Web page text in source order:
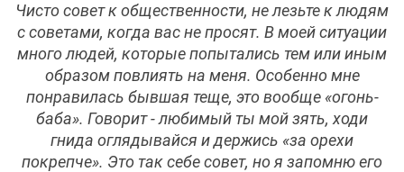
Чисто совет к общественности, не лезьте к людям
с советами, когда вас не просят. В моей ситуации
много людей, которые попытались тем или иным
образом повлиять на меня. Особенно мне
понравилась бывшая теще, это вообще «огонь-
баба». Говорит - любимый ты мой зять, ходи
гнида оглядывайся и держись «за орехи
покрепче». Это так себе совет, но я запомню его